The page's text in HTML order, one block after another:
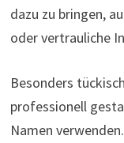
dazu zu bringen,
oder vertrauliche
Besonders
professionell
Namen